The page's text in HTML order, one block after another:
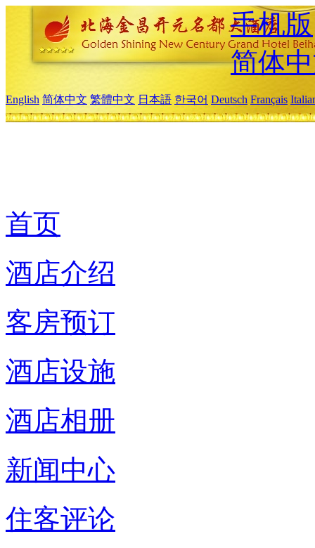
手机版
简体
English 简体中文 繁體中文 日本語 한국어 Deutsch Français
首页
酒店介绍
客房预订
酒店设施
酒店相册
新闻中心
住客评论